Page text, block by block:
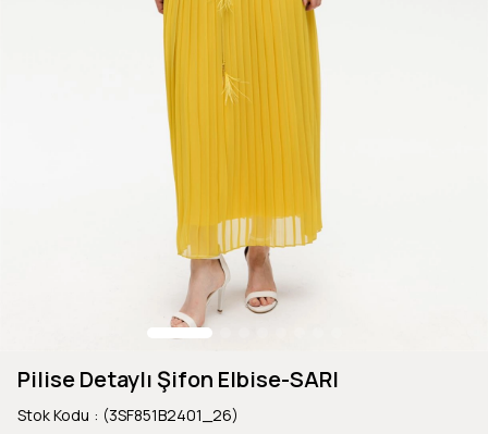
Pilise Detaylı Şifon Elbise-SARI
Stok Kodu (3SF851B2401_26)